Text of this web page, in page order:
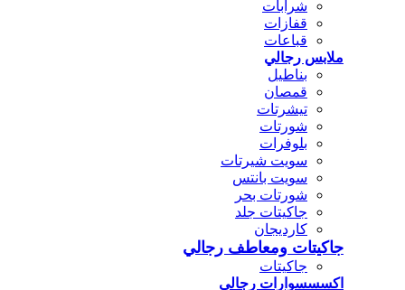
شرابات
قفازات
قباعات
ملابس رجالي
بناطيل
قمصان
تيشرتات
شورتات
بلوفرات
سويت شيرتات
سويت بانتس
شورتات بحر
جاكيتات جلد
كارديجان
جاكيتات ومعاطف رجالي
جاكيتات
اكسسسوارات رجالي